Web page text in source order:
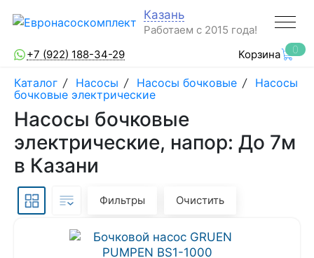
Казань
Работаем с 2015 года!
+7 (922) 188-34-29
Корзина 0
Каталог / Насосы / Насосы бочковые / Насосы
бочковые электрические
Насосы бочковые
электрические, напор: До 7м
в Казани
Фильтры Очистить